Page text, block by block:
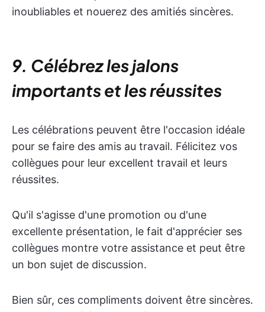
inoubliables et nouerez des amitiés sincères.
9. Célébrez les jalons
importants et les réussites
Les célébrations peuvent être l'occasion idéale
pour se faire des amis au travail. Félicitez vos
collègues pour leur excellent travail et leurs
réussites.
Qu'il s'agisse d'une promotion ou d'une
excellente présentation, le fait d'apprécier ses
collègues montre votre assistance et peut être
un bon sujet de discussion.
Bien sûr, ces compliments doivent être sincères.